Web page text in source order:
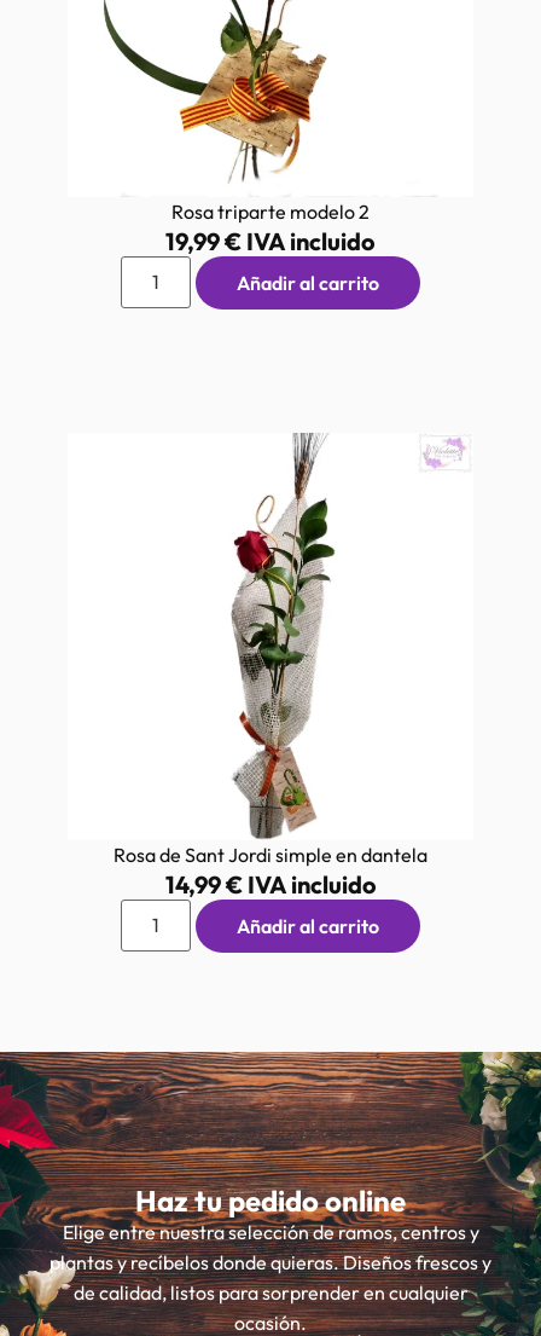
Rosa triparte modelo 2
19,99€ IVA incluido
Añadir al carrito
Rosa de Sant Jordi simple en dantela
14,99€IVA incluido
Añadir al carrito
Haz tu pedido online
Elige entre nuestra selección de ramos, centros y
plantas y recíbelos donde quieras. Diseños frescos y
de calidad, listos para sorprender en cualquier
ocasión.